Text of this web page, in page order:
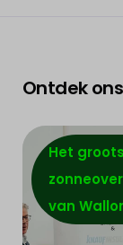
Ontdek
Het
van